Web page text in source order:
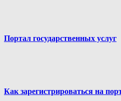
Портал государственных услуг
Как зарегистрироваться на